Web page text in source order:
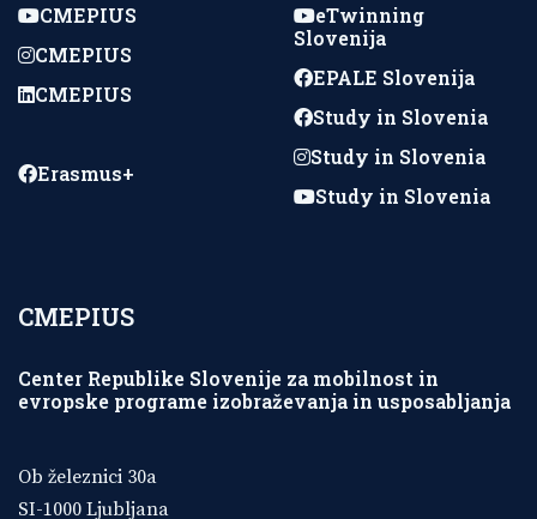
CMEPIUS
CMEPIUS
CMEPIUS
Erasmus+
eTwinning
Slovenija
EPALE Slovenija
Study in Slovenia
Study in Slovenia
Study in Slovenia
CMEPIUS
Center Republike Slovenije za mobilnost in
evropske programe izobraževanja in usposabljanja
Ob železnici 30a
SI-1000 Ljubljana